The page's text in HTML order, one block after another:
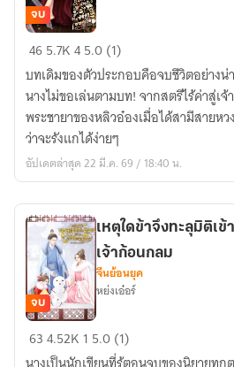
ตัวประกอบ
เช่น
ข้า
หา
ใช่
สตรี
อ่อนแอ
จบ
465.7K45.0 (1)
บทเดิมของตัวประกอบคือจบชีวิตอย่าง
นางไม่ขอเล่นตามบท! จากสตรีไร้ค่าสู่เจ้
พระชายาของหลิวอ๋องเมื่อได้สามีสายห
ว่าจะรังแกได้ง่ายๆ
อัปเดตล่าสุด 22 มี.ค. 69 / 18:40 น.
เหตุ
จบ
เหตุใดข้าจึงทะลุมิติเ
เจ้าก้อนกลม
จีนย้อนยุค
หย่งเอ๋อร์
634.52K 1 5.0 (1)